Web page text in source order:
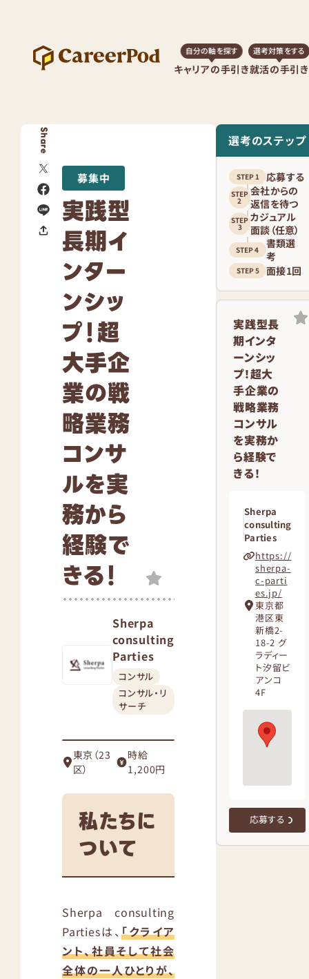
キャリアの手引き
自分の軸を探す
就活の手引き
選考対策をする
Share
募集中
実践型
長期イ
ンター
ンシッ
プ！超
大手企
業の戦
略業務
コンサ
ルを実
務から
経験で
きる！
Sherpa
consulting
Parties
コンサル
コンサル・リ
サーチ
東京（23
区）
時給
1,200円
私たちに
ついて
Sherpa consulting
Partiesは、「クライア
ント、社員そして社会
全体の一人ひとりが、
選考のステップ
応募する
会社からの
返信を待つ
カジュアル
面談（任意）
書類選
考
面接1回
実践型長
期インタ
ーンシッ
プ！超大
手企業の
戦略業務
コンサル
を実務か
ら経験で
きる！
Sherpa
consulting
Parties
https://
sherpa-
c-parti
es.jp/
東京都
港区東
新橋2-
18-2 グ
ラディー
ト汐留ビ
アンコ
4F
応募する